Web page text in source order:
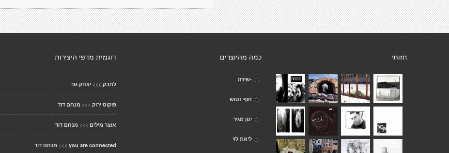
דוגמית מדפי היצירות
לחבק >>> יצחק גור
פוקוס ירוק >>> מנחם דוד
אוצר מילים >>> מנחם דוד
you are connected
>>> מנחם דוד
כמה מהיוצרים
-שירה
חוף נטוש
ינון מגיר
ליאת לוי
חזותי